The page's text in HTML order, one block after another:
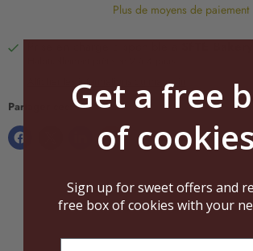
Plus de moyens de paiement
Afficher les informations du magasin
Partager ceci :Get a free
of
Sign up for sweet offers and
free box of cookies with your